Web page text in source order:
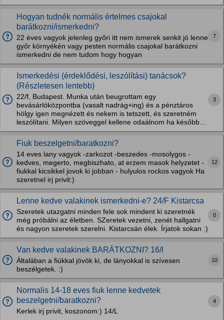
Hogyan tudnék normális értelmes csajokal
barátkozni/ismerkedni?
22 éves vagyok jelenleg győri itt nem ismerek senkit jó lenne
győr környékén vagy pesten normális csajokal barátkozni
ismerkedni de nem tudom hogy hogyan
7
Ismerkedési (érdeklődési, leszólítási) tanácsok?
(Részletesen lentebb)
22/f, Budapest. Munka után beugrottam egy
bevásárlóközpontba (vasalt nadrág+ing) és a pénztáros
hölgy igen megnézett és nekem is tetszett, és szeretném
leszólítani. Milyen szöveggel kellene odaálnom ha később...
3
Fiuk beszelgetni/baratkozni?
14 eves lany vagyok -zarkozot -beszedes -mosolygos -
kedves, megerto, megbiszhato, at erzem masok helyzetet -
fiukkal kicsikkel jovok ki jobban - hulyulos rockos vagyok Ha
szeretnel irj privit:)
12
Lenne kedve valakinek ismerkedni-e? 24/F Kistarcsa
Szeretek utazgatni minden fele sok mindent ki szeretnék
még próbálni az életben. SZeretek vezetni, zenét hallgatni
és nagyon szeretek szerelni. Kistarcsán élek. Írjatok sokan :)
0
Van kedve valakinek BARÁTKOZNI? 16/l
Általában a fiúkkal jövök ki, de lányokkal is szívesen
beszélgetek. :)
10
Normalis 14-18 eves fiuk lenne kedvetek
beszelgetni/baratkozni?
Kerlek irj privit, koszonom:) 14/L
4